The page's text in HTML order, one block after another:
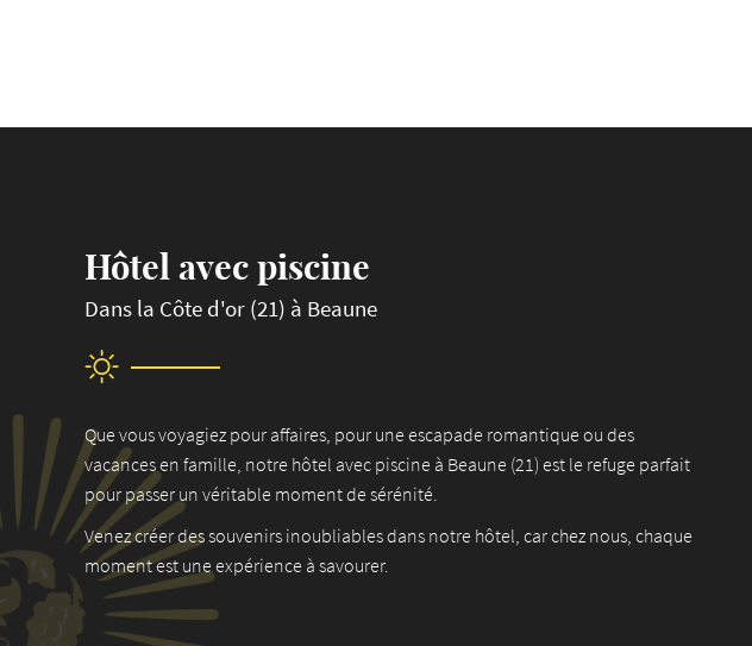
Hôtel avec piscine
Dans la Côte d'or (21) à Beaune
Que vous voyagiez pour affaires, pour une escapade romantique ou des
vacances en famille, notre hôtel avec piscine à Beaune (21) est le refuge parfait
pour passer un véritable moment de sérénité.
Venez créer des souvenirs inoubliables dans notre hôtel, car chez nous, chaque
moment est une expérience à savourer.